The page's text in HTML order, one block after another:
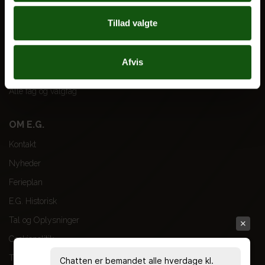
Tillad valgte
Afvis
Alle fag og valgfag
OM E.G.
Kontakt
Nyheder
Ferieplan
E.G. Historisk
Tal og Oplysninger
Cookiepolitik
TilgængelighedserklæringChatten er bemandet alle hverdage kl.